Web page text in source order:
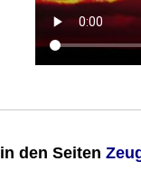
in den Seiten